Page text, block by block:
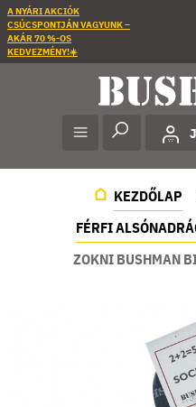
A NYÁRI AKCIÓK
CSÚCSPONTJÁN VAGYUNK –
AKÁR 70 %-OS
KEDVEZMÉNY!☀️
KEZDŐLAP
FÉRFI
ZOKNI BUSHMAN